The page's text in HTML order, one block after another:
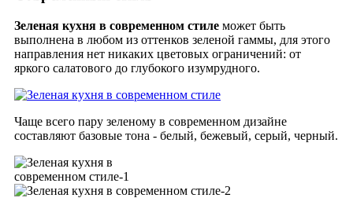
Зеленая кухня в современном стиле может быть
выполнена в любом из оттенков зеленой гаммы, для этого
направления нет никаких цветовых ограничений: от
яркого салатового до глубокого изумрудного.
Чаще всего пару зеленому в современном дизайне
составляют базовые тона - белый, бежевый, серый, черный.